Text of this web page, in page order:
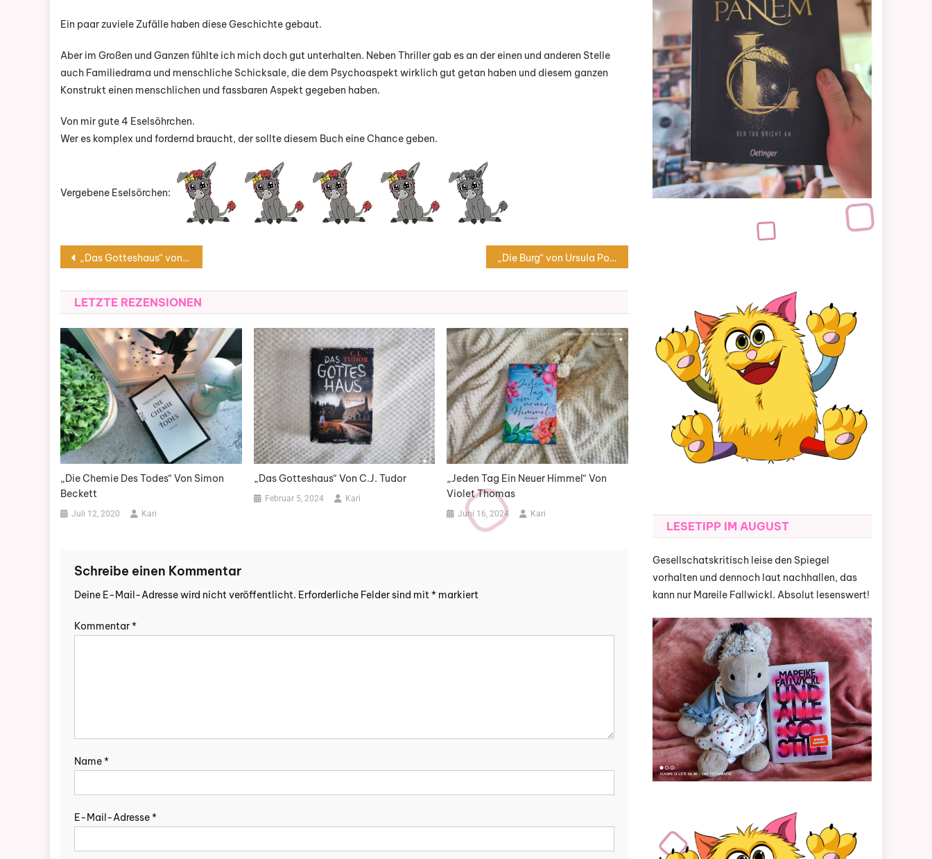
Ein paar zuviele Zufälle haben diese Geschichte gebaut.
Aber im Großen und Ganzen fühlte ich mich doch gut unterhalten. Neben Thriller gab es an der einen und anderen Stelle
auch Familiedrama und menschliche Schicksale, die dem Psychoaspekt wirklich gut getan haben und diesem ganzen
Konstrukt einen menschlichen und fassbaren Aspekt gegeben haben.
Von mir gute 4 Eselsöhrchen.
Wer es komplex und fordernd braucht, der sollte diesem Buch eine Chance geben.
Vergebene Eselsörchen:
Beitragsnavigation
„Das Gotteshaus“ von C.J. Tudor „Die Burg“ von Ursula Poznanski
LETZTE REZENSIONEN
„Die Chemie Des Todes“ Von Simon
Beckett
Juli 12, 2020 Kari
„Das Gotteshaus“ Von C.J. Tudor
Februar 5, 2024 Kari
„Jeden Tag Ein Neuer Himmel“ Von
Violet Thomas
Juni 16, 2024 Kari
Schreibe einen Kommentar
Deine E-Mail-Adresse wird nicht veröffentlicht. Erforderliche Felder sind mit* markiert
Kommentar*
Name*
E-Mail-Adresse*
LESETIPP IM AUGUST
Gesellschatskritisch leise den Spiegel
vorhalten und dennoch laut nachhallen, das
kann nur Mareile Fallwickl. Absolut lesenswert!